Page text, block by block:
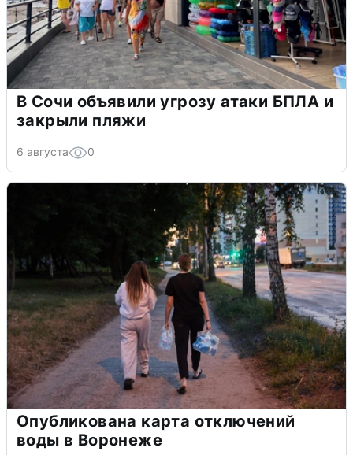
В Сочи объявили угрозу атаки БПЛА и
закрыли пляжи
6 августа 0
Опубликована карта отключений
воды в Воронеже